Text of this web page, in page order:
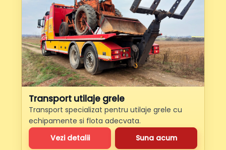
Transport utilaje grele
Transport specializat pentru utilaje grele cu
echipamente si flota adecvata.
Vezi detalii
Suna acum